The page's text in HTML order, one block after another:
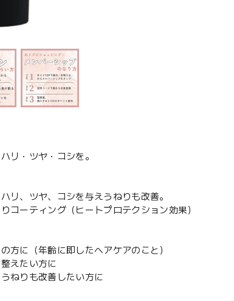
リ・ツヤ・コシを。
リ、ツヤ、コシを与えうねりも改善。
コーティング（ヒートプロテクション効果）
方に（年齢に即したヘアケアのこと）
えたい方に
ねりも改善したい方に